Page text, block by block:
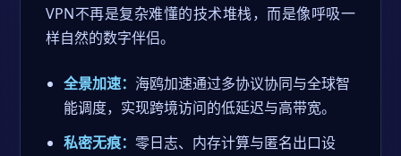
VPN不再是复杂难懂的技术堆栈，而是像呼吸一
样自然的数字伴侣。
全景加速： 海鸥加速通过多协议协同与全球智
能调度，实现跨境访问的低延迟与高带宽。
私密无痕：零日志、内存计算与匿名出口设